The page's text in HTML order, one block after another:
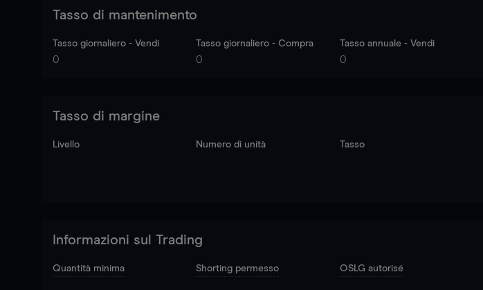
Tasso di mantenimento
Tasso giornaliero - Vendi
0
Tasso giornaliero - Compra
0
Tasso annuale - Vendi
0
Tasso di margine
Livello Numero di unità Tasso
Informazioni sul Trading
Quantità minima Shorting permesso OSLG autorisé